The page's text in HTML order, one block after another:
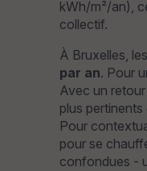
kWh/m²/an),
collectif.
À Bruxelles,
par an. Pour
Avec un
plus
Pour
pour se
confondues -